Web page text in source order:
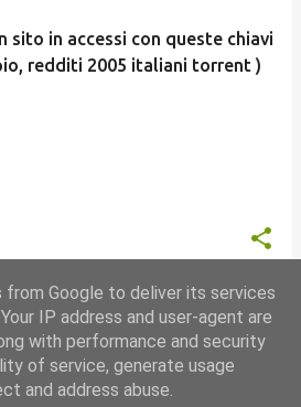
sito in accessi con queste chiavi
redditi 2005 italiani torrent )
ALTRI POST
from Google to deliver its services
IP address and user-agent are
with performance and security
of service, generate usage
and address abuse.